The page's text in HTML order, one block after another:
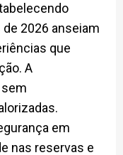
2026 anseiam
que
A
em
nas reservas e